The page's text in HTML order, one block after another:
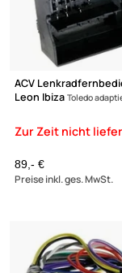
89,- €
Preise inkl. ges. MwSt.